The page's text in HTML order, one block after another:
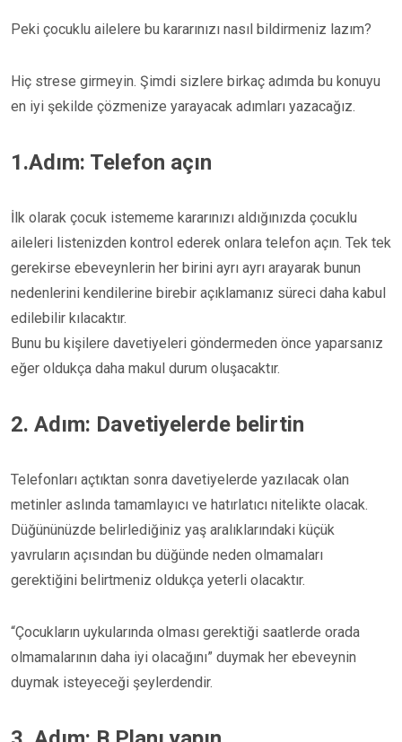
Peki çocuklu ailelere bu kararınızı nasıl bildirmeniz lazım?
Hiç strese girmeyin. Şimdi sizlere birkaç adımda bu konuyu
en iyi şekilde çözmenize yarayacak adımları yazacağız.
1.Adım: Telefon açın
İlk olarak çocuk istememe kararınızı aldığınızda çocuklu
aileleri listenizden kontrol ederek onlara telefon açın. Tek tek
gerekirse ebeveynlerin her birini ayrı ayrı arayarak bunun
nedenlerini kendilerine birebir açıklamanız süreci daha kabul
edilebilir kılacaktır.
Bunu bu kişilere davetiyeleri göndermeden önce yaparsanız
eğer oldukça daha makul durum oluşacaktır.
2. Adım: Davetiyelerde belirtin
Telefonları açtıktan sonra davetiyelerde yazılacak olan
metinler aslında tamamlayıcı ve hatırlatıcı nitelikte olacak.
Düğününüzde belirlediğiniz yaş aralıklarındaki küçük
yavruların açısından bu düğünde neden olmamaları
gerektiğini belirtmeniz oldukça yeterli olacaktır.
“Çocukların uykularında olması gerektiği saatlerde orada
olmamalarının daha iyi olacağını” duymak her ebeveynin
duymak isteyeceği şeylerdendir.